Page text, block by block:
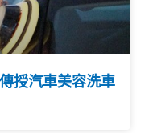
授汽車美容洗車